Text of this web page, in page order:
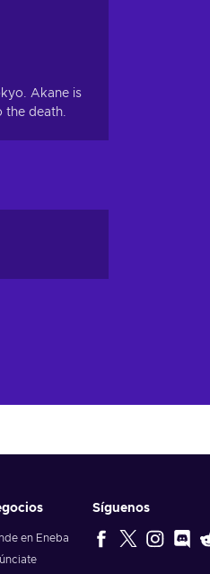
Akane is
the death.
en Eneba
Síguenos